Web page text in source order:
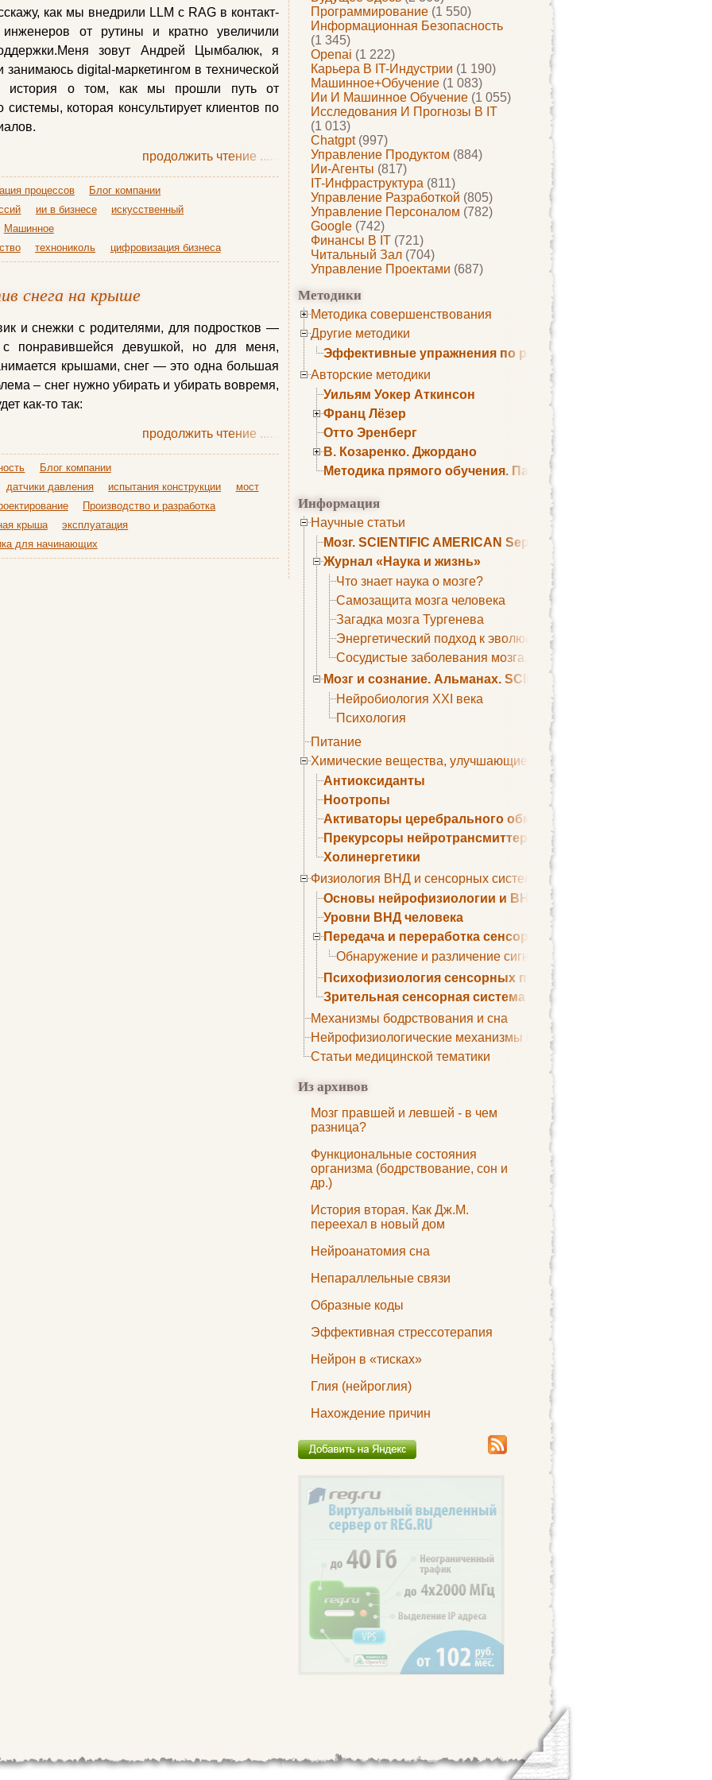
Программирование (1 550)
Информационная Безопасность
(1 345)
Openai (1 222)
Карьера В IT-Индустрии (1 190)
Машинное+обучение (1 083)
Ии И Машинное Обучение (1 055)
Исследования И Прогнозы В IT
(1 013)
Chatgpt(997)
Управление Продуктом (884)
Ии-Агенты (817)
IT-Инфраструктура (811)
Управление Разработкой (805)
Управление Персоналом (782)
Google (742)
Финансы В IT (721)
Читальный Зал (704)
Управление Проектами (687)
Методики
Методика совершенствования
Другие методики
Эффективные упражнения по развитию памяти
Авторские методики
Уильям Уокер Аткинсон
Франц Лёзер
Отто Эренберг
В. Козаренко. Джордано
Методика прямого обучения. Пауль Шелли
Информация
Научные статьи
Мозг. SCIENTIFIC AMERICAN September 1979
Журнал «Наука и жизнь»
Что знает наука о мозге?
Самозащита мозга человека
Загадка мозга Тургенева
Энергетический подход к эволюции мозга
Сосудистые заболевания мозга. Все может начаться с
Мозг и сознание. Альманах. SCIENTIFIC AMERICAN
Нейробиология XXI века
Психология
Питание
Химические вещества, улучшающие умственные способности
Антиоксиданты
Ноотропы
Активаторы церебрального обмена веществ
Прекурсоры нейротрансмиттеров
Холинергетики
Физиология ВНД и сенсорных систем
Основы нейрофизиологии и ВНД
Уровни ВНД человека
Передача и переработка сенсорных сигналов
Обнаружение и различение сигналов. Сенсорная рецепция
Психофизиология сенсорных процессов
Зрительная сенсорная система
Механизмы бодрствования и сна
Нейрофизиологические механизмы сна
Статьи медицинской тематики
Из архивов
Мозг правшей и левшей - в чем
разница?
Функциональные состояния
организма (бодрствование, сон и
др.)
История вторая. Как Дж.М.
переехал в новый дом
Нейроанатомия сна
Непараллельные связи
Образные коды
Эффективная стрессотерапия
Нейрон в «тисках»
Глия (нейроглия)
Нахождение причин
как мы внедрили LLM с RAG в контакт-
от рутины и кратно увеличили
зовут Андрей Цымбалюк, я
занимаюсь digital-маркетингом в технической
история о том, как мы прошли путь от
которая консультирует клиентов по
продолжить чтение ......
процессов
Блог компании
ии в бизнесе
искусственный
Машинное
технониколь цифровизация бизнеса
снега на крыше
и снежки с родителями, для подростков —
с понравившейся девушкой, но для меня,
крышами, снег — это одна большая
– снег нужно убирать и убирать вовремя,
как-то так:
продолжить чтение ......
Блог компании
датчики давления
испытания конструкции
мост
Производство и разработка
крыша
эксплуатация
для начинающих